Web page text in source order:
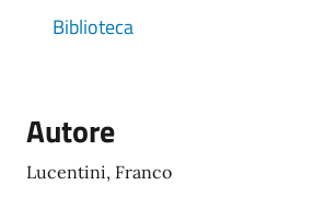
Biblioteca
Autore
Lucentini, Franco